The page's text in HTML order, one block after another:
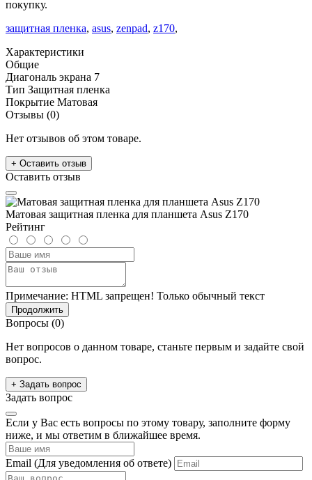
покупку.
защитная пленка, asus, zenpad, z170,
Характеристики
Общие
Диагональ экрана 7
Тип Защитная пленка
Покрытие Матовая
Отзывы (0)
Нет отзывов об этом товаре.
+ Оставить отзыв
Оставить отзыв
Матовая защитная пленка для планшета Asus Z170
Рейтинг
Примечание: HTML запрещен! Только обычный текст
Продолжить
Вопросы (0)
Нет вопросов о данном товаре, станьте первым и задайте свой
вопрос.
+ Задать вопрос
Задать вопрос
Если у Вас есть вопросы по этому товару, заполните форму
ниже, и мы ответим в ближайшее время.
Email (Для уведомления об ответе)